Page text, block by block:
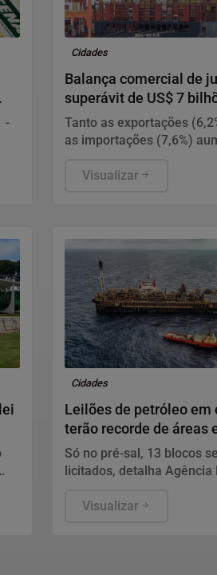
-
Cidades
Balança comercial de
superávit de US$ 7
Tanto as exportações
as importações (7,6%)
ano passado.
Visualizar
Cidades
Leilões de petróleo em
terão recorde de áreas
disputa
Só no pré-sal, 13 blocos
licitados, detalha Agência
Biocombustíveis (ANP).
Visualizar